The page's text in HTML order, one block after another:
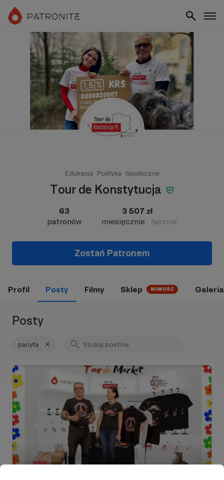
Edukacja Polityka Społeczne
Tour de Konstytucja
63
patronów
3 507 zł
miesięcznie
łącznie
Zostań Patronem
Profil Posty Filmy Sklep NOWOŚĆ Galeria
Posty
pacyfa